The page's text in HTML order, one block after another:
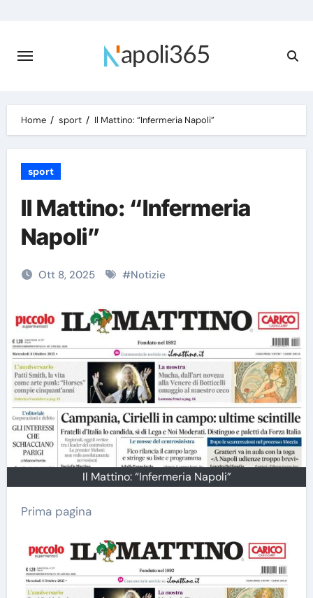
content
Home sport Il Mattino: “Infermeria Napoli”
sport
Il Mattino: “Infermeria
Napoli”
Ott 8, 2025 #Notizie
Il Mattino: “Infermeria Napoli”
Prima pagina